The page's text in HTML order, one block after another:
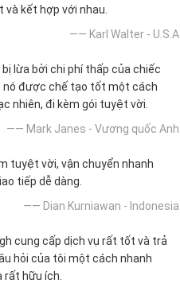
và kết hợp với nhau.
—— Karl Walter - U.S.A
lừa bởi chi phí thấp của chiếc
nó được chế tạo tốt một cách
nhiên, đi kèm gói tuyệt vời.
—— Mark Janes - Vương quốc Anh
tuyệt vời, vận chuyển nhanh
tiếp dễ dàng.
—— Dian Kurniawan - Indonesia
cung cấp dịch vụ rất tốt và trả
hỏi của tôi một cách nhanh
rất hữu ích.